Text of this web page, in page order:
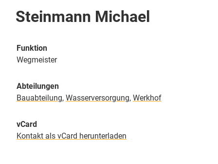
Steinmann Michael
Funktion
Wegmeister
Abteilungen
Bauabteilung, Wasserversorgung, Werkhof
vCard
Kontakt als vCard herunterladen